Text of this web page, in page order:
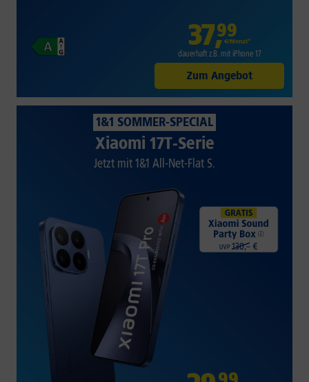
37,99
€/Monat*
dauerhaft z.B. mit iPhone 17
Zum Angebot
1&1 SOMMER-SPECIAL
Xiaomi 17T-Serie
Jetzt mit 1&1 All-Net-Flat S.